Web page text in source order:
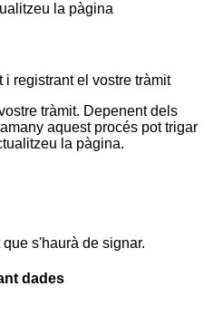
la pàgina
i registrant el vostre tràmit
tràmit. Depenent dels
aquest procés pot trigar
la pàgina.
s'haurà de signar.
dades